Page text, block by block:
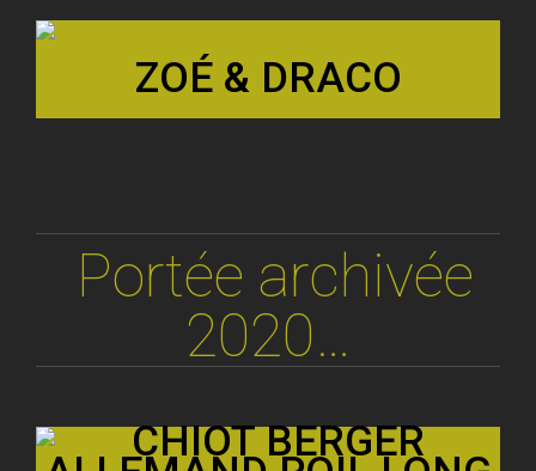
ZOÉ & DRACO
Portée archivée
2020…